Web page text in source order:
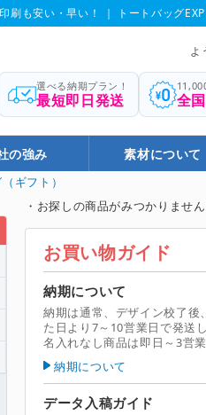
も安い・早い！ ｜ トートバッグ
よ
選べる納期プラン！
最短即日発送 全
の強み 素材について
ギフト）
・お探しの商品がみつかりませ
お買い物ガイド
納期について
納期は通常、デザイン校了後
た日より7～10営業日で発送
名入れなし商品は即日～3営
納期について
データ入稿ガイド